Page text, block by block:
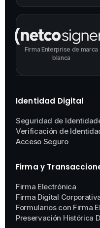
Firma Enterprise de marca
blanca
Identidad Digital
Seguridad de
Verificación de
Acceso Seguro
Firma y
Firma Electrónica
Firma Digital
Formularios con Firma
Preservación Histórica